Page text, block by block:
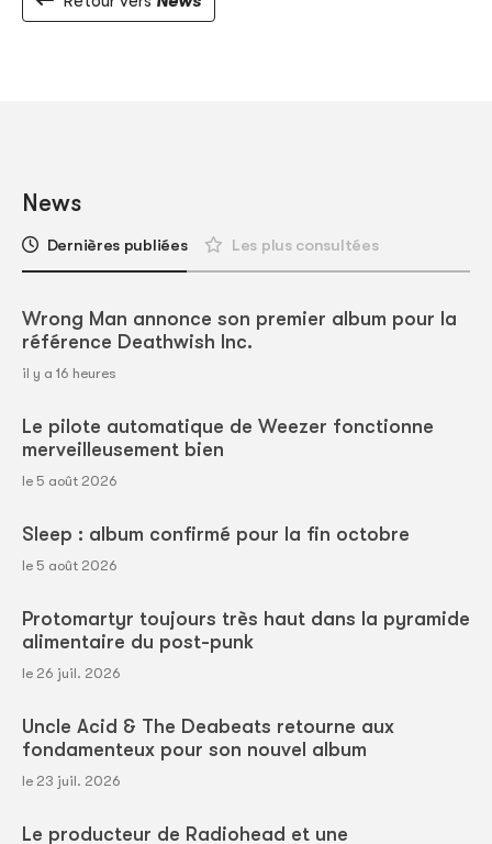
News
Dernières publiées Les plus consultées
Wrong Man annonce son premier album pour la
référence Deathwish Inc.
il y a 16 heures
Le pilote automatique de Weezer fonctionne
merveilleusement bien
le 5 août 2026
Sleep : album confirmé pour la fin octobre
le 5 août 2026
Protomartyr toujours très haut dans la pyramide
alimentaire du post-punk
le 26 juil. 2026
Uncle Acid & The Deabeats retourne aux
fondamenteux pour son nouvel album
le 23 juil. 2026
Le producteur de Radiohead et une